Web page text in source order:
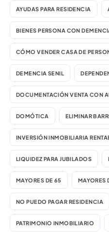
AYUDAS PARA RESIDENCIA
BIENES PERSONA CON
CÓMO VENDER CASA DE
DEMENCIA SENIL
DOCUMENTACIÓN VENTA CON
DOMÓTICA ELIMINAR
INVERSIÓN INMOBILIARIA
LIQUIDEZ PARA JUBILADOS
MAYORES DE 65 MAYORES
NO PUEDO PAGAR RESIDENCIA
PATRIMONIO INMOBILIARIO